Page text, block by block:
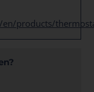
products/